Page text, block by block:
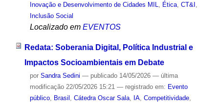
Inovação e Desenvolvimento de Cidades MIL
Ética, CT&I
Inclusão Social
Localizado em EVENTOS
Redata: Soberania Digital, Política Industrial e
Impactos Socioambientais em Debate
por Sandra Sedini — publicado14/05/2026 — última
modificação22/05/2026 15:21 — registrado em: Evento
público, Brasil , Cátedra Oscar Sala, IA, Competitividade,